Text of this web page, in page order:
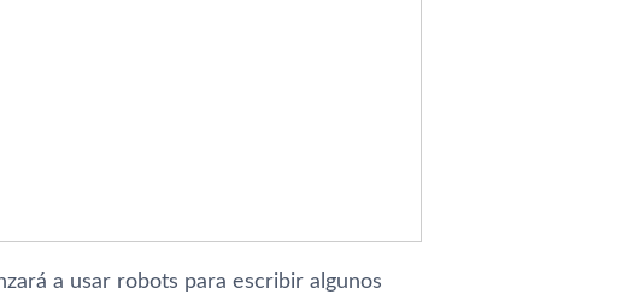
a usar robots para escribir algunos